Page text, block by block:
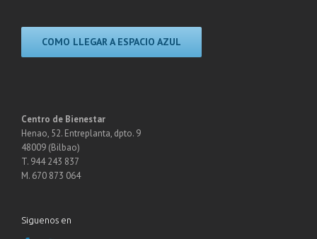
COMO LLEGAR A ESPACIO AZUL
Centro de Bienestar
Henao, 52. Entreplanta, dpto. 9
48009 (Bilbao)
T. 944 243 837
M. 670 873 064
Siguenos en